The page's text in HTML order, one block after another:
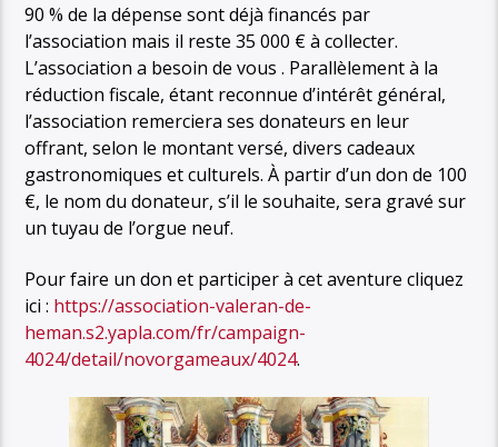
90 % de la dépense sont déjà financés par
l’association mais il reste 35 000 € à collecter.
L’association a besoin de vous . Parallèlement à la
réduction fiscale, étant reconnue d’intérêt général,
l’association remerciera ses donateurs en leur
offrant, selon le montant versé, divers cadeaux
gastronomiques et culturels. À partir d’un don de 100
€, le nom du donateur, s’il le souhaite, sera gravé sur
un tuyau de l’orgue neuf.
Pour faire un don et participer à cet aventure cliquez
ici : https://association-valeran-de-
heman.s2.yapla.com/fr/campaign-
4024/detail/novorgameaux/4024.